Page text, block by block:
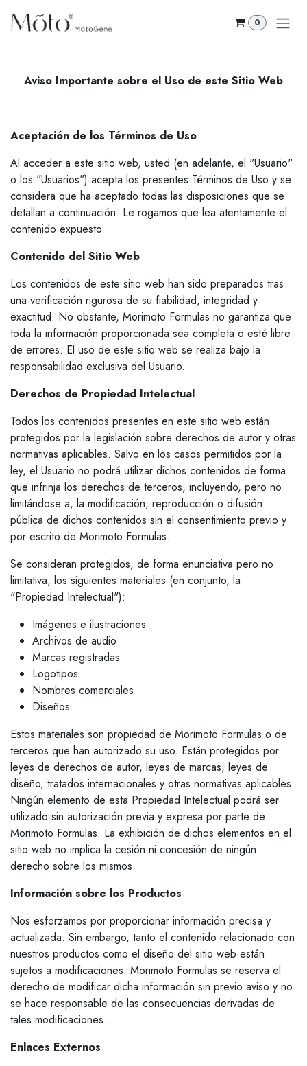
0
Aviso Importante sobre el Uso de este Sitio Web
Aceptación de los Términos de Uso
Al acceder a este sitio web, usted (en adelante, el "Usuario"
o los "Usuarios") acepta los presentes Términos de Uso y se
considera que ha aceptado todas las disposiciones que se
detallan a continuación. Le rogamos que lea atentamente el
contenido expuesto.
Contenido del Sitio Web
Los contenidos de este sitio web han sido preparados tras
una verificación rigurosa de su fiabilidad, integridad y
exactitud. No obstante, Morimoto Formulas no garantiza que
toda la información proporcionada sea completa o esté libre
de errores. El uso de este sitio web se realiza bajo la
responsabilidad exclusiva del Usuario.
Derechos de Propiedad Intelectual
Todos los contenidos presentes en este sitio web están
protegidos por la legislación sobre derechos de autor y otras
normativas aplicables. Salvo en los casos permitidos por la
ley, el Usuario no podrá utilizar dichos contenidos de forma
que infrinja los derechos de terceros, incluyendo, pero no
limitándose a, la modificación, reproducción o difusión
pública de dichos contenidos sin el consentimiento previo y
por escrito de Morimoto Formulas.
Se consideran protegidos, de forma enunciativa pero no
limitativa, los siguientes materiales (en conjunto, la
"Propiedad Intelectual"):
Imágenes e ilustraciones
Archivos de audio
Marcas registradas
Logotipos
Nombres comerciales
Diseños
Estos materiales son propiedad de Morimoto Formulas o de
terceros que han autorizado su uso. Están protegidos por
leyes de derechos de autor, leyes de marcas, leyes de
diseño, tratados internacionales y otras normativas aplicables.
Ningún elemento de esta Propiedad Intelectual podrá ser
utilizado sin autorización previa y expresa por parte de
Morimoto Formulas. La exhibición de dichos elementos en el
sitio web no implica la cesión ni concesión de ningún
derecho sobre los mismos.
Información sobre los Productos
Nos esforzamos por proporcionar información precisa y
actualizada. Sin embargo, tanto el contenido relacionado con
nuestros productos como el diseño del sitio web están
sujetos a modificaciones. Morimoto Formulas se reserva el
derecho de modificar dicha información sin previo aviso y no
se hace responsable de las consecuencias derivadas de
tales modificaciones.
Enlaces Externos